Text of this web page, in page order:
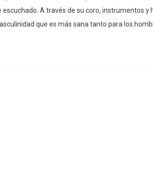
A través de su coro, instrumentos y
que es más sana tanto para los